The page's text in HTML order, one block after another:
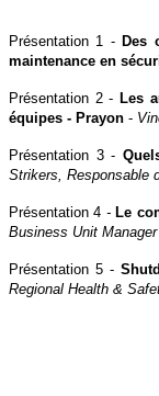
Présentation 1 -Des
maintenance en
Présentation 2-Les
équipes - Prayon -
Présentation 3-
Strikers, Responsable
Présentation 4 -Le
Business Unit Manager
Présentation 5 -
Regional Health &